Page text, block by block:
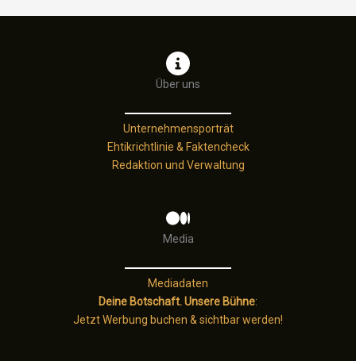
Über uns
Unternehmensporträt
Ehtikrichtlinie & Faktencheck
Redaktion und Verwaltung
Media
Mediadaten
Deine Botschaft. Unsere Bühne:
Jetzt Werbung buchen & sichtbar werden!